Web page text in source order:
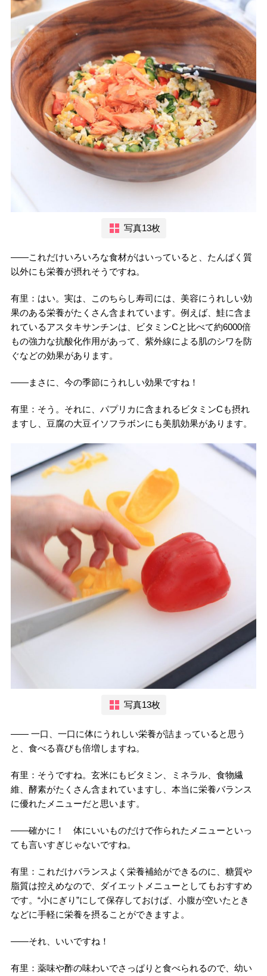
写真13枚
――これだけいろいろな食材がはいっていると、たんぱく質
以外にも栄養が摂れそうですね。
有里：はい。実は、このちらし寿司には、美容にうれしい効
果のある栄養がたくさん含まれています。例えば、鮭に含ま
れているアスタキサンチンは、ビタミンCと比べて約6000倍
もの強力な抗酸化作用があって、紫外線による肌のシワを防
ぐなどの効果があります。
――まさに、今の季節にうれしい効果ですね！
有里：そう。それに、パプリカに含まれるビタミンCも摂れ
ますし、豆腐の大豆イソフラボンにも美肌効果があります。
写真13枚
―― 一口、一口に体にうれしい栄養が詰まっていると思う
と、食べる喜びも倍増しますね。
有里：そうですね。玄米にもビタミン、ミネラル、食物繊
維、酵素がたくさん含まれていますし、本当に栄養バランス
に優れたメニューだと思います。
――確かに！ 体にいいものだけで作られたメニューといっ
ても言いすぎじゃないですね。
有里：これだけバランスよく栄養補給ができるのに、糖質や
脂質は控えめなので、ダイエットメニューとしてもおすすめ
です。“小にぎり”にして保存しておけば、小腹が空いたとき
などに手軽に栄養を摂ることができますよ。
――それ、いいですね！
有里：薬味や酢の味わいでさっぱりと食べられるので、幼い